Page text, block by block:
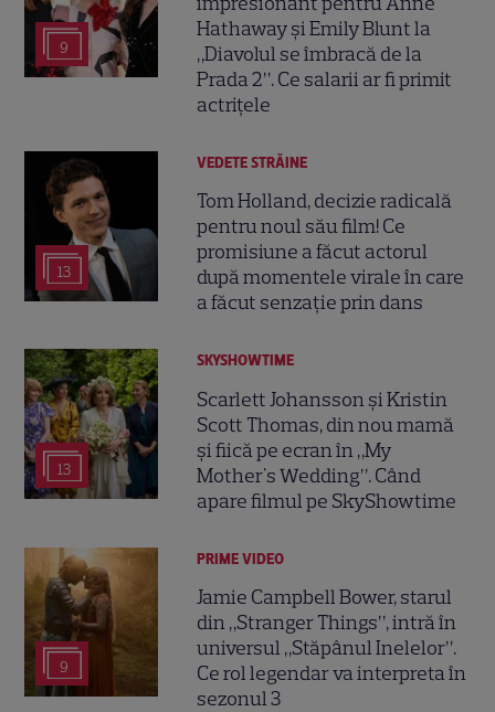
9
Hathaway și Emily Blunt la
„Diavolul se îmbracă de la
Prada 2”. Ce salarii ar fi primit
actrițele
13
VEDETE STRĂINE
Tom Holland, decizie radicală
pentru noul său film! Ce
promisiune a făcut actorul
după momentele virale în care
a făcut senzație prin dans
13
SKYSHOWTIME
Scarlett Johansson și Kristin
Scott Thomas, din nou mamă
și fiică pe ecran în „My
Mother's Wedding”. Când
apare filmul pe SkyShowtime
9
PRIME VIDEO
Jamie Campbell Bower, starul
din „Stranger Things”, intră în
universul „Stăpânul Inelelor”.
Ce rol legendar va interpreta în
sezonul 3